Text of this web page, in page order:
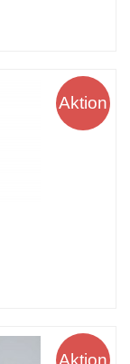
Aktion
Aktion